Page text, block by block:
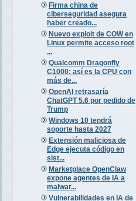
Firma china de
ciberseguridad asegura
haber creado...
Nuevo exploit de COW en
Linux permite acceso root
...
Qualcomm Dragonfly
C1000: así es la CPU con
más de...
OpenAI retrasaría
ChatGPT 5.6 por pedido de
Trump
Windows 10 tendrá
soporte hasta 2027
Extensión maliciosa de
Edge ejecuta código en
sist...
Marketplace OpenClaw
expone agentes de IA a
malwar...
Vulnerabilidades en IA de